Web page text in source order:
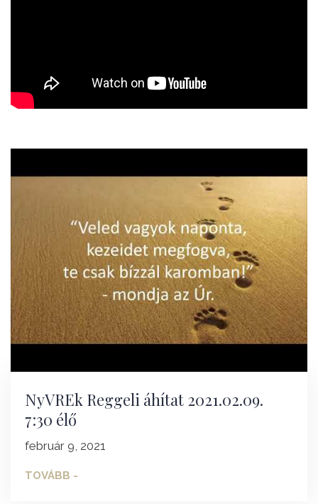
NyVREk Reggeli áhítat 2021.02.09.
7:30 élő
február 9, 2021
TOVÁBB -